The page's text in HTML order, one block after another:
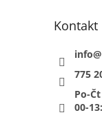
Kontakt
info@
775
Po-
00-